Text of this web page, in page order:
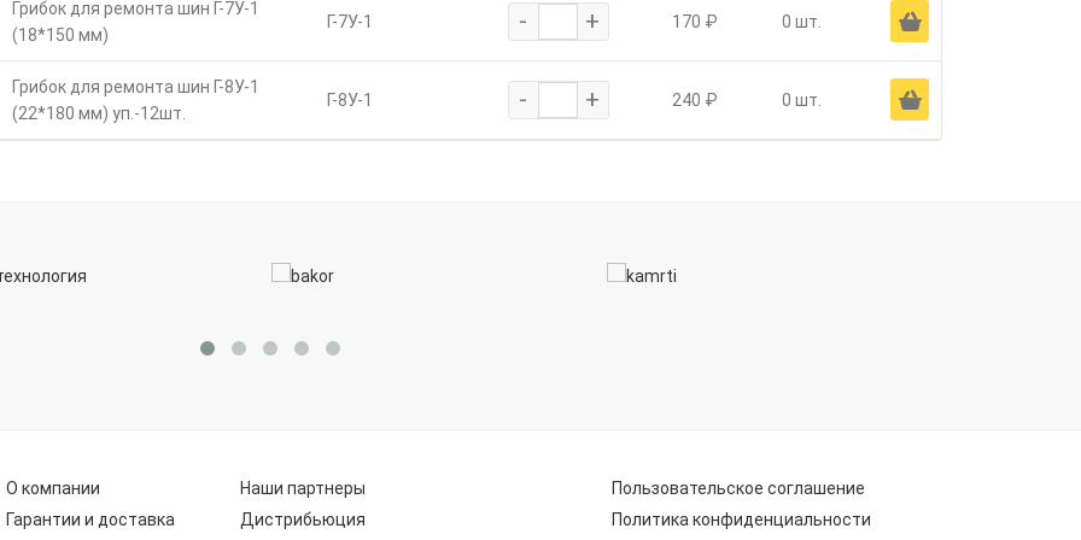
Грибок для ремонта шин Г-7У-1
(18*150 мм)
Г-7У-1 - + 170 ₽ 0 шт. Ä
Грибок для ремонта шин Г-8У-1
(22*180 мм) уп.-12шт.
Г-8У-1 - + 240 ₽ 0 шт. Ä
О компании
Гарантии и доставка
Наши партнеры
Дистрибьюция
Пользовательское соглашение
Политика конфиденциальности